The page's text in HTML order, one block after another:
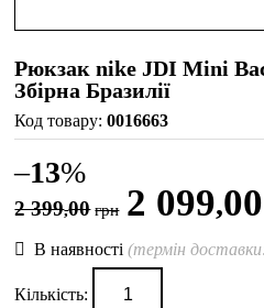
Рюкзак nike JDI Mini
Збірна Бразилії
0016663
–13%
2 399,00 грн 2 099,00
В наявності(термін
Кількість: